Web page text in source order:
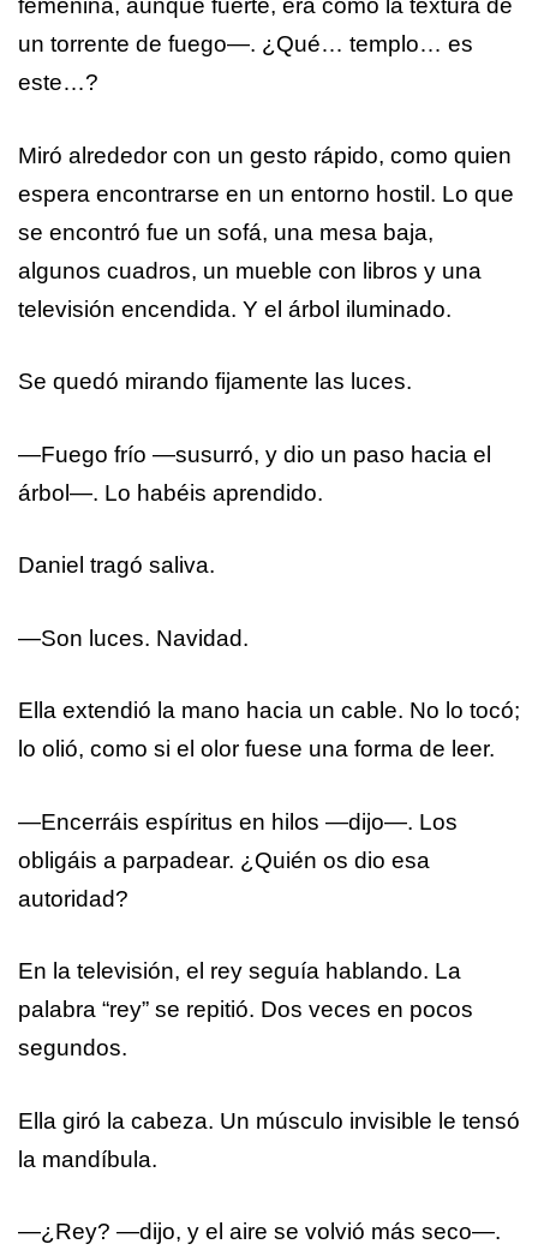
femenina, aunque fuerte, era como la textura de
un torrente de fuego—. ¿Qué… templo… es
este…?
Miró alrededor con un gesto rápido, como quien
espera encontrarse en un entorno hostil. Lo que
se encontró fue un sofá, una mesa baja,
algunos cuadros, un mueble con libros y una
televisión encendida. Y el árbol iluminado.
Se quedó mirando fijamente las luces.
—Fuego frío —susurró, y dio un paso hacia el
árbol—. Lo habéis aprendido.
Daniel tragó saliva.
—Son luces. Navidad.
Ella extendió la mano hacia un cable. No lo tocó;
lo olió, como si el olor fuese una forma de leer.
—Encerráis espíritus en hilos —dijo—. Los
obligáis a parpadear. ¿Quién os dio esa
autoridad?
En la televisión, el rey seguía hablando. La
palabra “rey” se repitió. Dos veces en pocos
segundos.
Ella giró la cabeza. Un músculo invisible le tensó
la mandíbula.
—¿Rey? —dijo, y el aire se volvió más seco—.